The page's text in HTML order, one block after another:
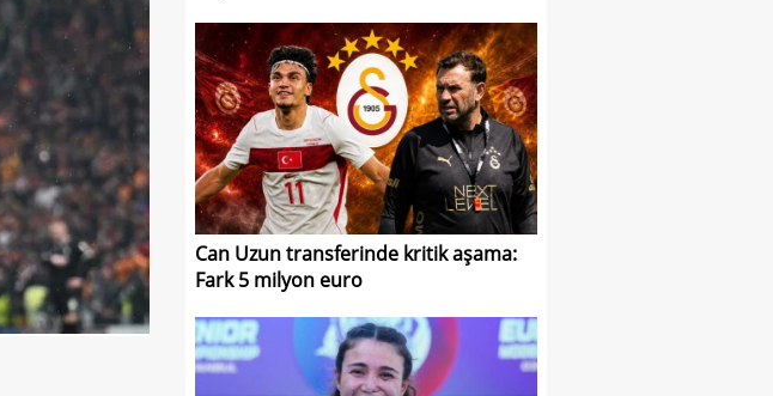
Can Uzun transferinde kritik aşama:
Fark 5 milyon euro